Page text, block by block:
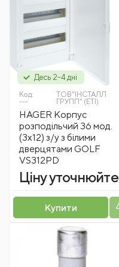
Десь 2-4 дні
Код:
---
ТОВ"ІНСТАЛЛ
ГРУПП" (ETI)
HAGER Корпус
розподільчий 36 мод.
(3х12) з/у з білими
дверцятами GOLF
VS312PD
Ціну уточнюйте
Купити